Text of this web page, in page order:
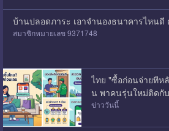
บ้านปลอดภาระ เอาจำนองธนาคารไหนดี
สมาชิกหมายเลข 9371748
ไทย "ซื้อก่อนจ่ายทีหลั
น พาคนรุ่นใหม่ติดกั
ข่าววันนี้